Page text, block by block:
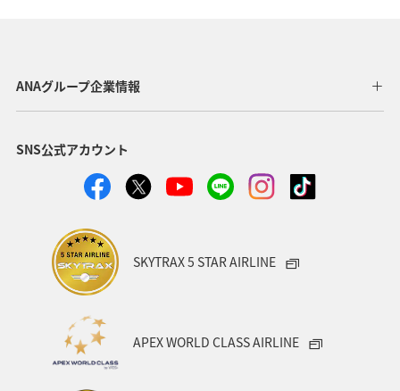
マアジ
ANAグループ企業情報
SNS公式アカウント
SKYTRAX 5 STAR AIRLINE
APEX WORLD CLASS AIRLINE